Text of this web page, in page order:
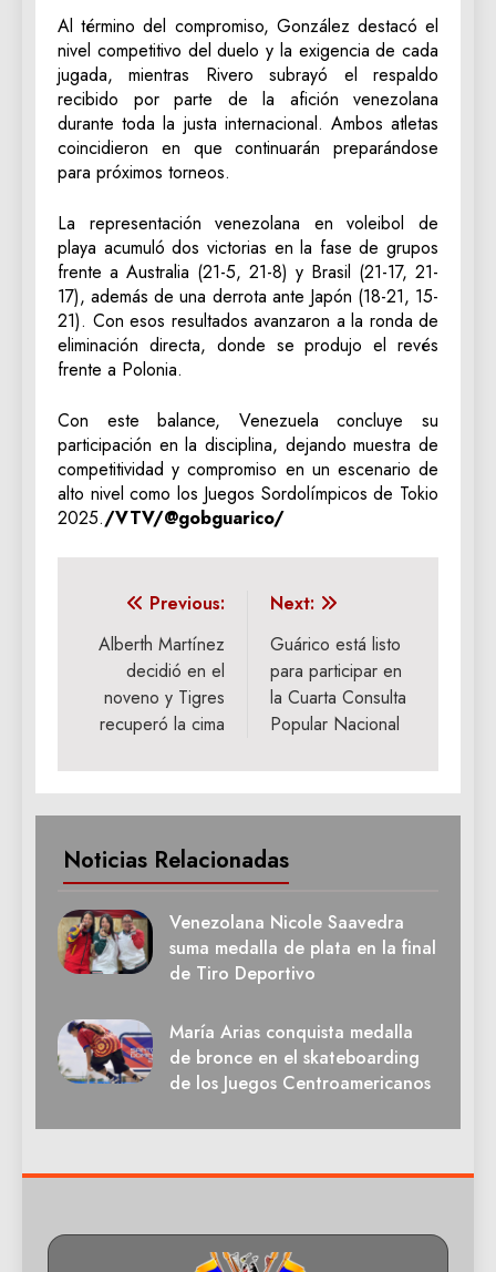
Al término del compromiso, González destacó el
nivel competitivo del duelo y la exigencia de cada
jugada, mientras Rivero subrayó el respaldo
recibido por parte de la afición venezolana
durante toda la justa internacional. Ambos atletas
coincidieron en que continuarán preparándose
para próximos torneos.
La representación venezolana en voleibol de
playa acumuló dos victorias en la fase de grupos
frente a Australia (21-5, 21-8) y Brasil (21-17, 21-
17), además de una derrota ante Japón (18-21, 15-
21). Con esos resultados avanzaron a la ronda de
eliminación directa, donde se produjo el revés
frente a Polonia.
Con este balance, Venezuela concluye su
participación en la disciplina, dejando muestra de
competitividad y compromiso en un escenario de
alto nivel como los Juegos Sordolímpicos de Tokio
2025./VTV/@gobguarico/
Navegación
de
entradas
Previous:
Alberth Martínez
decidió en el
noveno y Tigres
recuperó la cima
Next:
Guárico está listo
para participar en
la Cuarta Consulta
Popular Nacional
Noticias Relacionadas
Venezolana Nicole Saavedra
suma medalla de plata en la final
de Tiro Deportivo
María Arias conquista medalla
de bronce en el skateboarding
de los Juegos Centroamericanos